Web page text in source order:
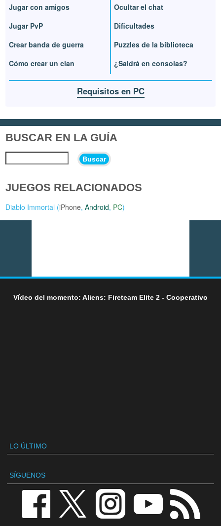
Jugar con amigos
Jugar PvP
Crear banda de guerra
Cómo crear un clan
Ocultar el chat
Dificultades
Puzzles de la biblioteca
¿Saldrá en consolas?
Requisitos en PC
BUSCAR EN LA GUÍA
Buscar
JUEGOS RELACIONADOS
Diablo Immortal (iPhone,Android, PC)
Vídeo del momento: Aliens: Fireteam Elite 2 - Cooperativo
LO ÚLTIMO
SÍGUENOS